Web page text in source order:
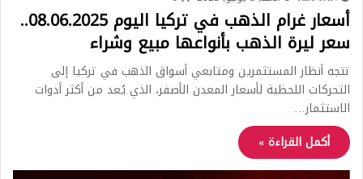
أسعار غرام الذهب في تركيا اليوم 08.06.2025..
سعر ليرة الذهب بأنواعها مبيع وشراء
تتجه أنظار المستثمرين ومتابعي أسواق الذهب في تركيا إلى
التحركات اللحظية لأسعار المعدن الأصفر، الذي يُعد من أكثر أدوات
الاستثمار…
أكمل القراءة »